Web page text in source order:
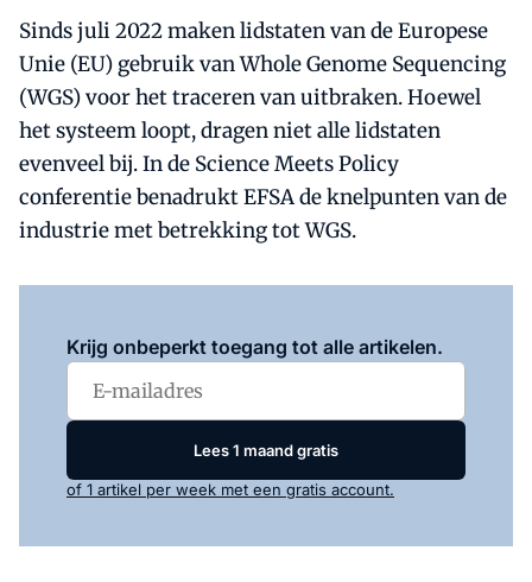
Sinds juli 2022 maken lidstaten van de Europese
Unie (EU) gebruik van Whole Genome Sequencing
(WGS) voor het traceren van uitbraken. Hoewel
het systeem loopt, dragen niet alle lidstaten
evenveel bij. In de Science Meets Policy
conferentie benadrukt EFSA de knelpunten van de
industrie met betrekking tot WGS.
Krijg onbeperkt toegang tot alle artikelen.
Lees 1 maand gratis
of 1 artikel per week met een gratis account.